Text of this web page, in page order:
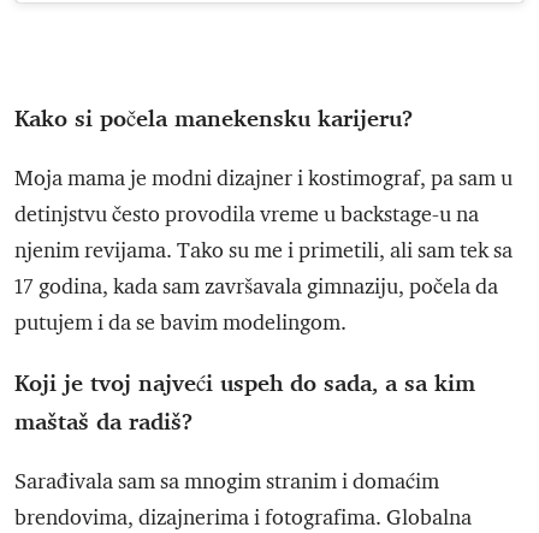
Kako si počela manekensku karijeru?
Moja mama je modni dizajner i kostimograf, pa sam u
detinjstvu često provodila vreme u backstage-u na
njenim revijama. Tako su me i primetili, ali sam tek sa
17 godina, kada sam završavala gimnaziju, počela da
putujem i da se bavim modelingom.
Koji je tvoj najveći uspeh do sada, a sa kim
maštaš da radiš?
Sarađivala sam sa mnogim stranim i domaćim
brendovima, dizajnerima i fotografima. Globalna